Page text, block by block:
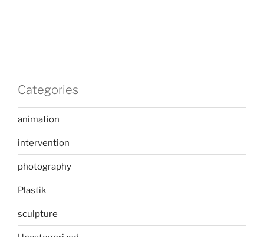
Categories
animation
intervention
photography
Plastik
sculpture